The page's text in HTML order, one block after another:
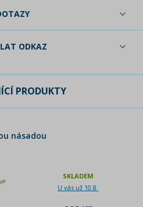
ODKAZ
PRODUKTY
násadou
SKLADEM
U vás už 10.8.